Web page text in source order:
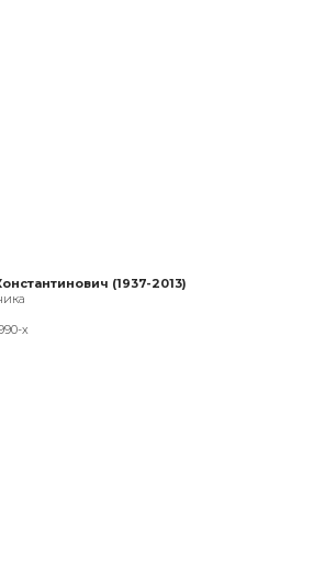
(1937-2013)
х